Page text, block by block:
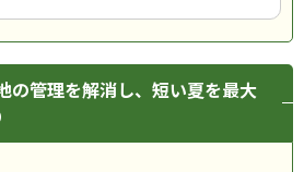
の管理を解消し、短い夏を最大